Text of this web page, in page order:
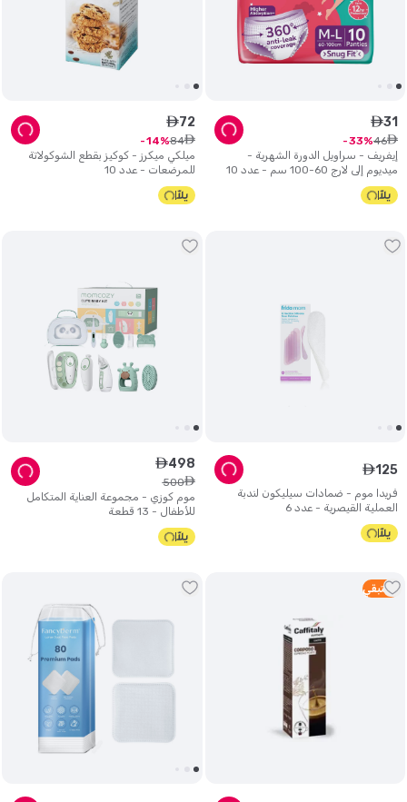
إيفريف - سراويل الدورة الشهرية -
ميديوم إلى لارج 60-100 سم - عدد 10
ê31
ê
46
33
ميلكي ميكرز - كوكيز بقطع الشوكولاتة
للمرضعات - عدد 10
ê72
ê
84
14
فريدا موم - ضمادات سيليكون لندبة
العملية القيصرية - عدد 6
ê125
موم كوزي - مجموعة العناية المتكامل
للأطفال - 13 قطعة
ê498
ê
500
5 متبقي